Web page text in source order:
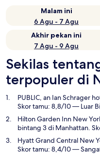
Malam ini
6 Agu - 7 Agu
Akhir pekan ini
7 Agu - 9 Agu
Sekilas
terpopuler di
PUBLIC, an Ian Schrager
Skor tamu: 8,8/10 — Luar
Hilton Garden Inn New
bintang 3 di Manhattan.
Hyatt Grand Central New
Skor tamu: 8,4/10 —